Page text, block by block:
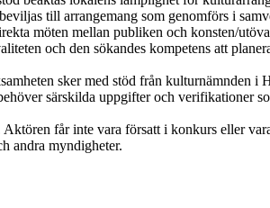
till arrangemang som genomförs i
möten mellan publiken och konsten/
och den sökandes kompetens att
sker med stöd från kulturnämnden i
särskilda uppgifter och verifikationer
får inte vara försatt i konkurs eller
andra myndigheter.